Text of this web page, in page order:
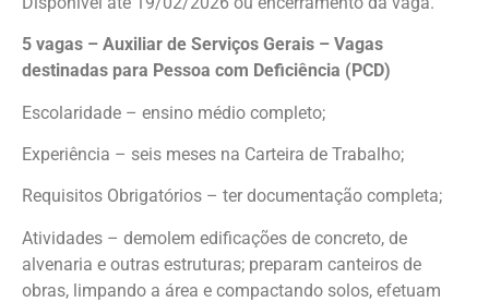
5 vagas – Auxiliar de Serviços Gerais – Vagas
destinadas para Pessoa com Deficiência (PCD)
Escolaridade – ensino médio completo;
Experiência – seis meses na Carteira de Trabalho;
Requisitos Obrigatórios – ter documentação completa;
Atividades – demolem edificações de concreto, de
alvenaria e outras estruturas; preparam canteiros de
obras, limpando a área e compactando solos, efetuam